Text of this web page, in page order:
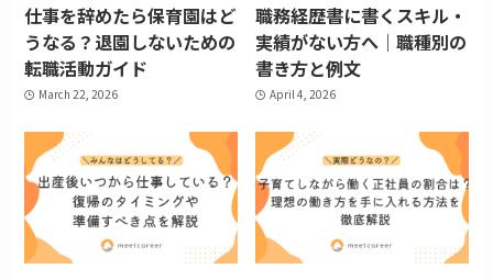
仕事を辞めたら保育園はど
うなる？退園しないための
転職活動ガイド
March 22, 2026
職務経歴書に書くスキル・
実績がない方へ｜職種別の
書き方と例文
April 4, 2026